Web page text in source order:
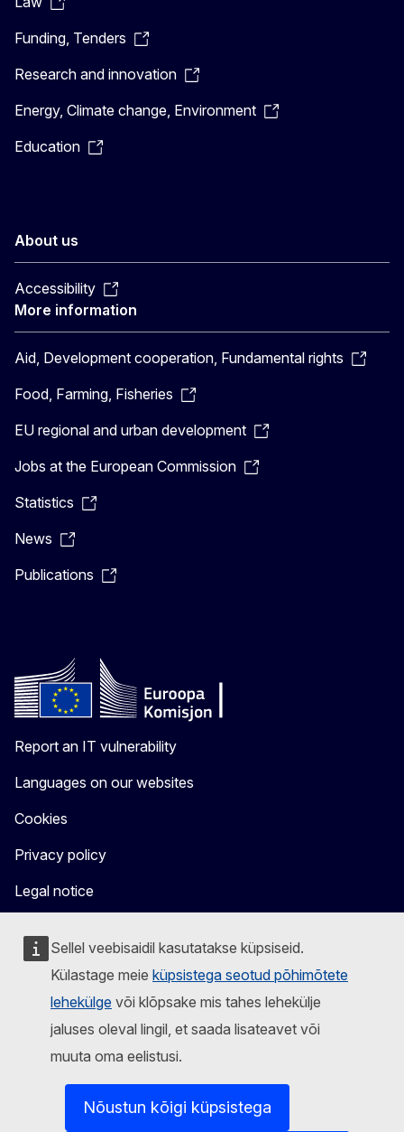
Sellel veebisaidil kasutatakse küpsiseid.
Külastage meie küpsistega seotud põhimõtete
lehekülge või klõpsake mis tahes lehekülje
jaluses oleval lingil, et saada lisateavet või
muuta oma eelistusi.
Nõustun kõigi küpsistega
Funding, Tenders
Research and innovation
Energy, Climate change, Environment
Education
About us
Accessibility
More information
Aid, Development cooperation, Fundamental rights
Food, Farming, Fisheries
EU regional and urban development
Jobs at the European Commission
Statistics
News
Publications
Report an IT vulnerability
Languages on our websites
Cookies
Privacy policy
Legal notice